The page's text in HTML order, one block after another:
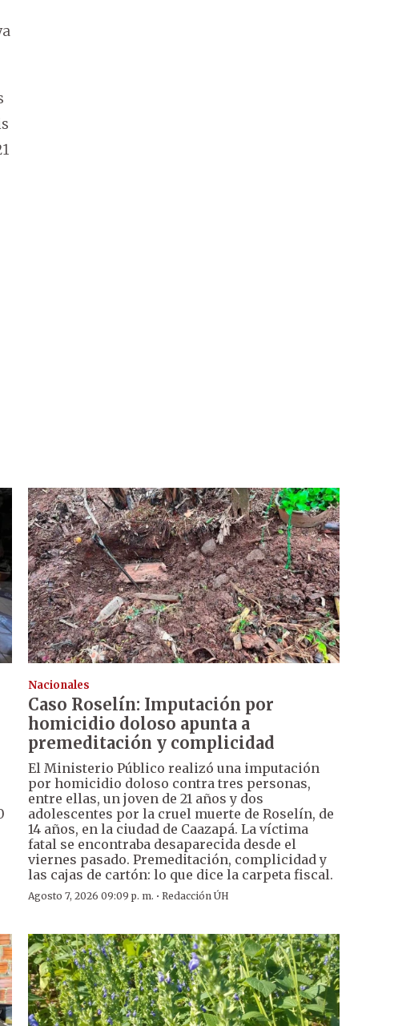
Nacionales
Caso Roselín: Imputación por
homicidio doloso apunta a
premeditación y complicidad
El Ministerio Público realizó una imputación
por homicidio doloso contra tres personas,
entre ellas, un joven de 21 años y dos
adolescentes por la cruel muerte de Roselín, de
14 años, en la ciudad de Caazapá. La víctima
fatal se encontraba desaparecida desde el
viernes pasado. Premeditación, complicidad y
las cajas de cartón: lo que dice la carpeta fiscal.
Agosto 7, 2026 09:09 p. m. · Redacción ÚH